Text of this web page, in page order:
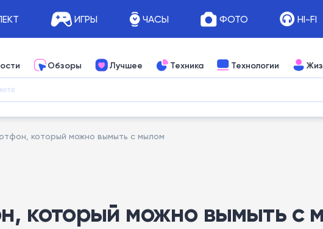
ИГРЫ ЧАСЫ ФОТО HI-FI
Обзоры Лучшее Техника Технологии
который можно вымыть с мылом
который можно вымыть с